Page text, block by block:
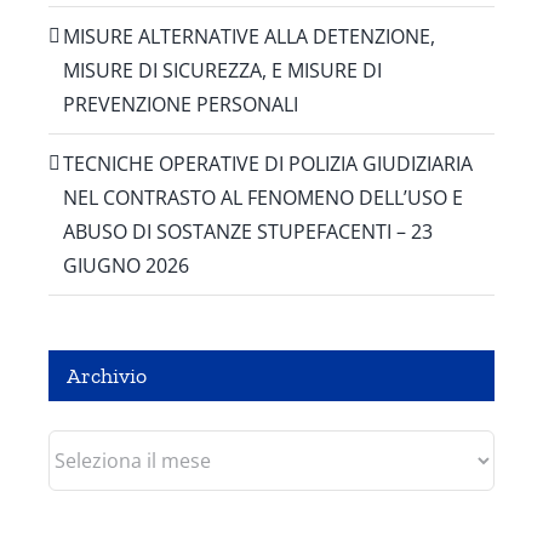
MISURE ALTERNATIVE ALLA DETENZIONE,
MISURE DI SICUREZZA, E MISURE DI
PREVENZIONE PERSONALI
TECNICHE OPERATIVE DI POLIZIA GIUDIZIARIA
NEL CONTRASTO AL FENOMENO DELL’USO E
ABUSO DI SOSTANZE STUPEFACENTI – 23
GIUGNO 2026
Archivio
Archivio